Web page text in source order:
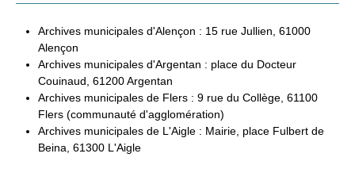
Archives municipales d'Alençon : 15 rue Jullien, 61000
Alençon
Archives municipales d'Argentan : place du Docteur
Couinaud, 61200 Argentan
Archives municipales de Flers : 9 rue du Collège, 61100
Flers (communauté d'agglomération)
Archives municipales de L'Aigle : Mairie, place Fulbert de
Beina, 61300 L'Aigle